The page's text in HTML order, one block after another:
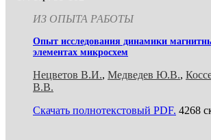
ИЗ ОПЫТА РАБОТЫ
Опыт исследования динамики
элементах микросхем
Нецветов В.И., Медведев Ю.В.,
В.В.
Скачать полнотекстовый PDF. 4268